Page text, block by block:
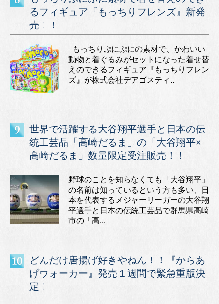
るフィギュア『もっちりフレンズ』新発
売！！
もっちりぷにぷにの素材で、かわいい
動物と着ぐるみがセットになった着せ替
えのできるフィギュア『もっちりフレン
ズ』が株式会社デアゴスティ...
世界で活躍する大谷翔平選手と日本の伝
統工芸品「高崎だるま」の「大谷翔平×
高崎だるま」数量限定受注販売！！
野球のことを知らなくても「大谷翔平」
の名前は知っているという方も多い、日
本を代表するメジャーリーガーの大谷翔
平選手と日本の伝統工芸品で群馬県高崎
市の「高...
どんだけ唐揚げ好きやねん！！『からあ
げウォーカー』発売１週間で緊急重版決
定！